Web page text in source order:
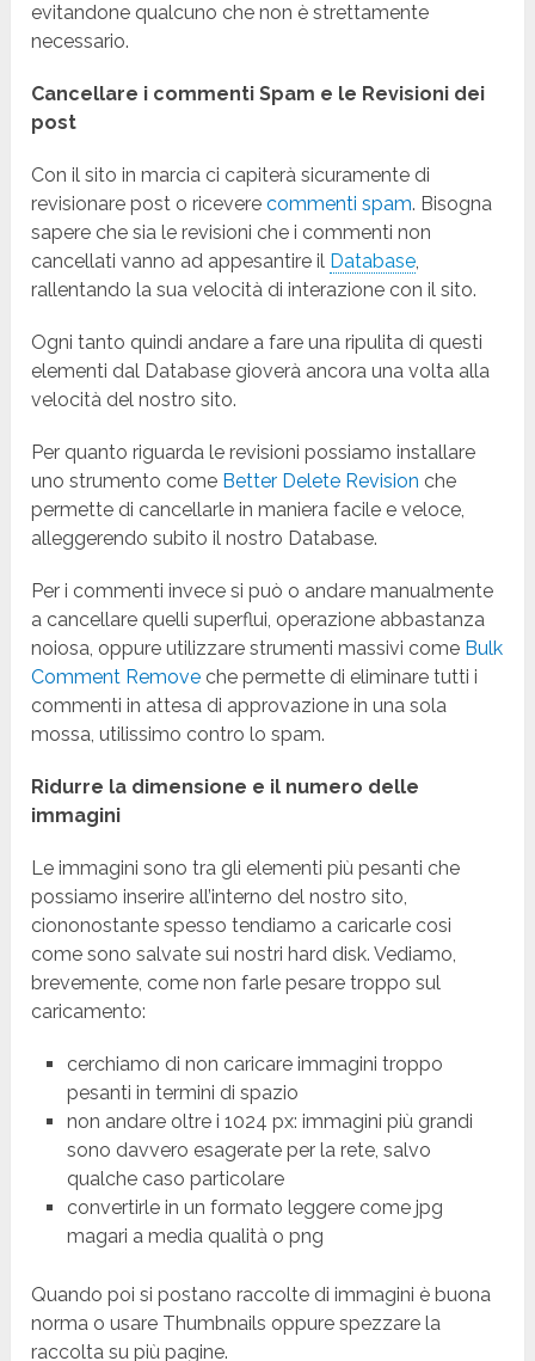
evitandone qualcuno che non è strettamente
necessario.
Cancellare i commenti Spam e le Revisioni dei
post
Con il sito in marcia ci capiterà sicuramente di
revisionare post o riceverecommenti spam. Bisogna
sapere che sia le revisioni che i commenti non
cancellati vanno ad appesantire il Database,
rallentando la sua velocità di interazione con il sito.
Ogni tanto quindi andare a fare una ripulita di questi
elementi dal Database gioverà ancora una volta alla
velocità del nostro sito.
Per quanto riguarda le revisioni possiamo installare
uno strumento come Better Delete Revision che
permette di cancellarle in maniera facile e veloce,
alleggerendo subito il nostro Database.
Per i commenti invece si può o andare manualmente
a cancellare quelli superflui, operazione abbastanza
noiosa, oppure utilizzare strumenti massivi come Bulk
Comment Remove che permette di eliminare tutti i
commenti in attesa di approvazione in una sola
mossa, utilissimo contro lo spam.
Ridurre la dimensione e il numero delle
immagini
Le immagini sono tra gli elementi più pesanti che
possiamo inserire all’interno del nostro sito,
ciononostante spesso tendiamo a caricarle cosi
come sono salvate sui nostri hard disk. Vediamo,
brevemente, come non farle pesare troppo sul
caricamento:
cerchiamo di non caricare immagini troppo
pesanti in termini di spazio
non andare oltre i 1024 px: immagini più grandi
sono davvero esagerate per la rete, salvo
qualche caso particolare
convertirle in un formato leggere come jpg
magari a media qualità o png
Quando poi si postano raccolte di immagini è buona
norma o usare Thumbnails oppure spezzare la
raccolta su più pagine.